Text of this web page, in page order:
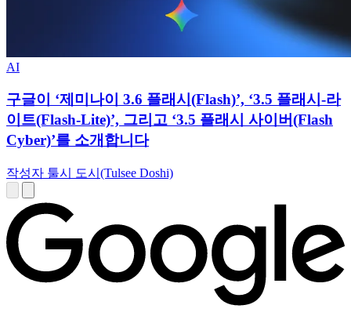
AI
구글이 ‘제미나이 3.6 플래시(Flash)’, ‘3.5 플래시-라
이트(Flash-Lite)’, 그리고 ‘3.5 플래시 사이버(Flash
Cyber)’를 소개합니다
작성자 툴시 도시(Tulsee Doshi)